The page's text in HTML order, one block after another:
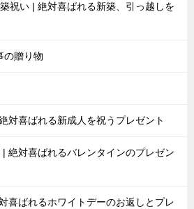
祝い | 絶対喜ばれる新築、引っ越しを
の贈り物
対喜ばれる新成人を祝うプレゼント
絶対喜ばれるバレンタインのプレゼン
喜ばれるホワイトデーのお返しとプレ